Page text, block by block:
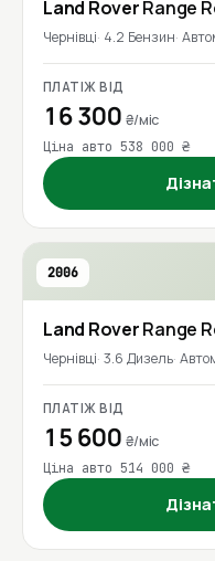
Land RoverRange
Чернівці 4.2 Бензин
ПЛАТІЖ ВІД
16 300 ₴/міс
Ціна авто 538 000 ₴
2006
Land RoverRange
Чернівці 3.6 Дизель
ПЛАТІЖ ВІД
15 600 ₴/міс
Ціна авто 514 000 ₴